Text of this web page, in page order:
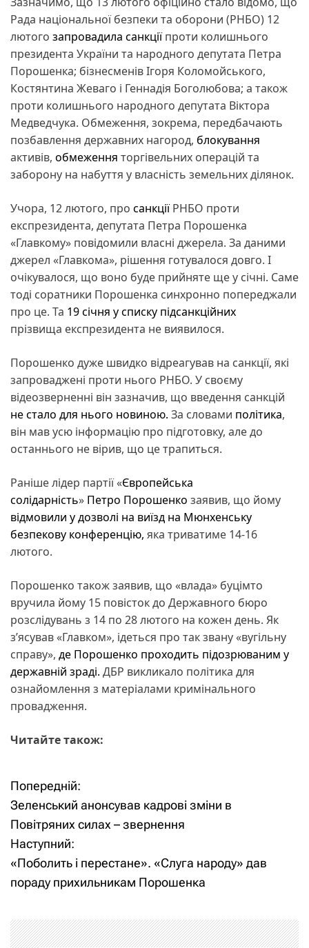
Рада національної безпеки та оборони (РНБО) 12
лютого запровадила санкціїпроти колишнього
президента України та народного депутата Петра
Порошенка; бізнесменів Ігоря Коломойського,
Костянтина Жеваго і Геннадія Боголюбова; а також
проти колишнього народного депутата Віктора
Медведчука. Обмеження, зокрема, передбачають
позбавлення державних нагород, блокування
активів, обмеження торгівельних операцій та
заборону на набуття у власність земельних ділянок.
Учора, 12 лютого, про санкціїРНБО проти
експрезидента, депутата Петра Порошенка
«Главкому» повідомили власні джерела. За даними
джерел «Главкома», рішення готувалося довго. І
очікувалося, що воно буде прийняте ще у січні. Саме
тоді соратники Порошенка синхронно попереджали
про це. Та 19 січня у списку підсанкційних
прізвища експрезидента не виявилося.
Порошенко дуже швидко відреагував на санкції, які
запроваджені проти нього РНБО. У своєму
відеозверненні він зазначив, що введення санкцій
не стало для нього новиною. За словами політика,
він мав усю інформацію про підготовку, але до
останнього не вірив, що це трапиться.
Раніше лідер партії «Європейська
солідарність» Петро Порошенко заявив, що йому
відмовили у дозволі на виїзд на Мюнхенську
безпекову конференцію, яка триватиме 14-16
лютого.
Порошенко також заявив, що «влада» буцімто
вручила йому 15 повісток до Державного бюро
розслідувань з 14 по 28 лютого на кожен день. Як
з’ясував «Главком», ідеться про так звану «вугільну
справу», де Порошенко проходить підозрюваним у
державній зраді. ДБР викликало політика для
ознайомлення з матеріалами кримінального
провадження.
Читайте також:
Н
а
в
і
а
Попередній:
Зеленський анонсував кадрові зміни в
Повітряних силах – звернення
Наступний:
«Поболить і перестане». «Слуга народу» дав
пораду прихильникам Порошенка